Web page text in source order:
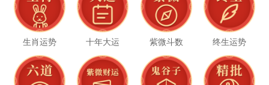
生肖运势 十年大运 紫微斗数 终生运势